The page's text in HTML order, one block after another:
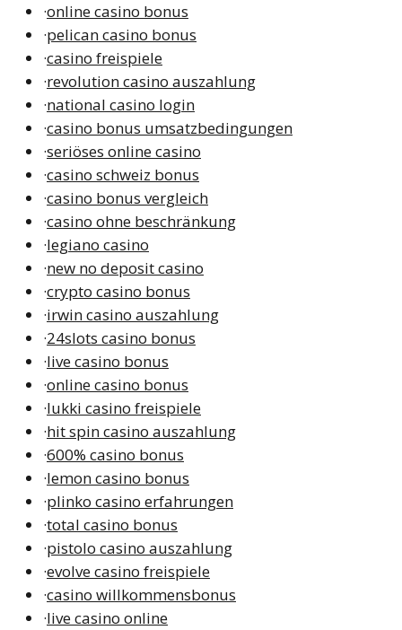
·online casino bonus
·pelican casino bonus
·casino freispiele
·revolution casino auszahlung
·national casino login
·casino bonus umsatzbedingungen
·seriöses online casino
·casino schweiz bonus
·casino bonus vergleich
·casino ohne beschränkung
·legiano casino
·new no deposit casino
·crypto casino bonus
·irwin casino auszahlung
·24slots casino bonus
·live casino bonus
·online casino bonus
·lukki casino freispiele
·hit spin casino auszahlung
·600% casino bonus
·lemon casino bonus
·plinko casino erfahrungen
·total casino bonus
·pistolo casino auszahlung
·evolve casino freispiele
·casino willkommensbonus
·live casino online